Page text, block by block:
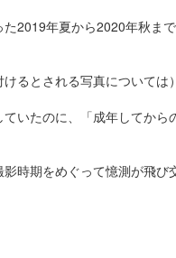
た2019年夏から2020年秋
けるとされる写真について
いたのに、「成年してか
時期をめぐって憶測が飛